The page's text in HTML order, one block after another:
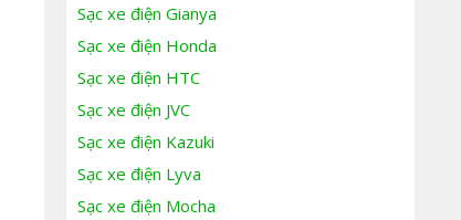
Sạc xe điện Gianya
Sạc xe điện Honda
Sạc xe điện HTC
Sạc xe điện JVC
Sạc xe điện Kazuki
Sạc xe điện Lyva
Sạc xe điện Mocha